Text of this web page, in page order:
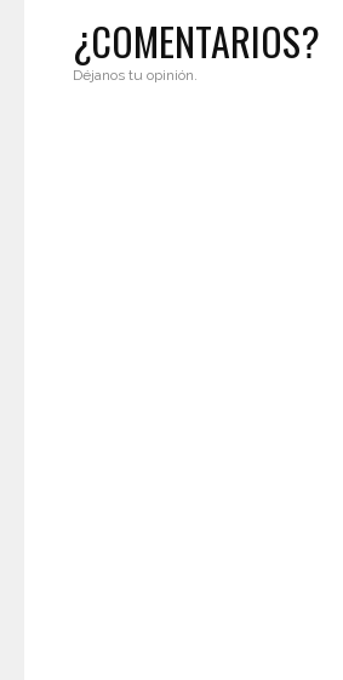
¿COMENTARIOS?
Déjanos tu opinión.